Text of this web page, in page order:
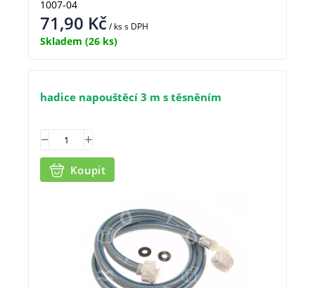
1007-04
71,90 Kč/ kss DPH
Skladem (26 ks)
hadice napouštěcí 3 m s těsněním
Koupit